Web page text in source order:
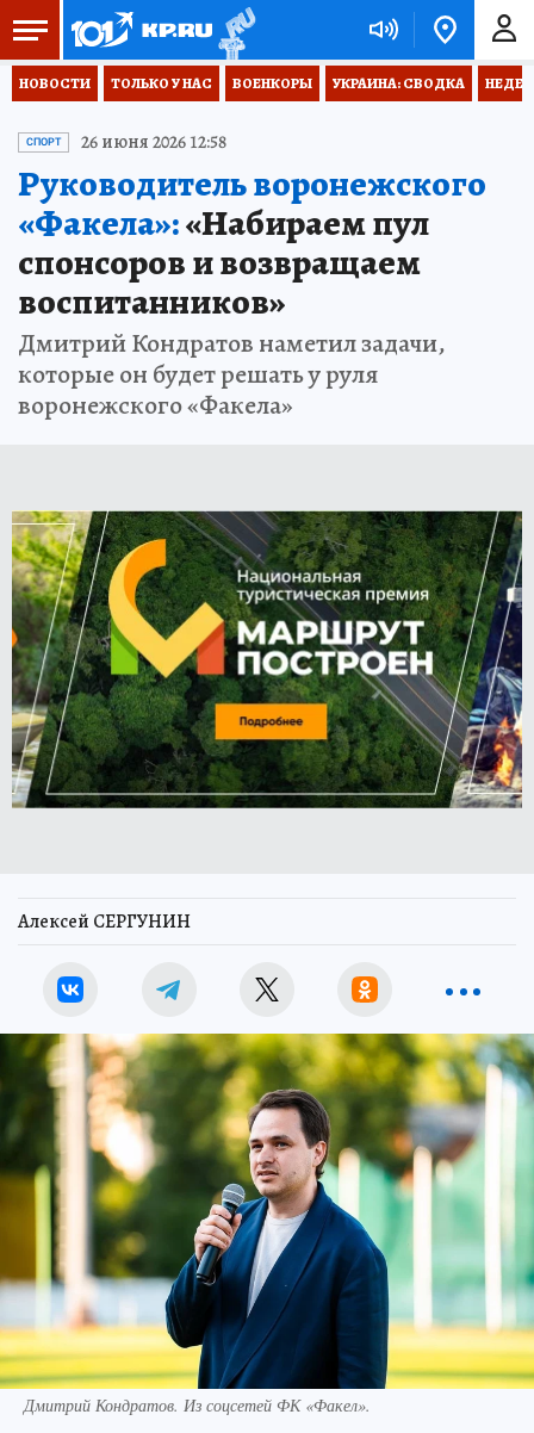
НОВОСТИ ТОЛЬКО У НАС ВОЕНКОРЫ УКРАИНА: СВОДКА
СПОРТ 26 июня 2026 12:58
Руководитель воронежского
«Факела»:«Набираем пул
спонсоров и возвращаем
воспитанников»
Дмитрий Кондратов наметил задачи,
которые он будет решать у руля
воронежского «Факела»
Алексей СЕРГУНИН
Дмитрий Кондратов. Из соцсетей ФК «Факел».